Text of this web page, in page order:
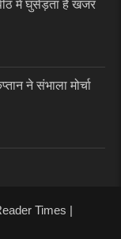
पीठ में घुसेड़ता है खंजर
ने संभाला मोर्चा
Times |